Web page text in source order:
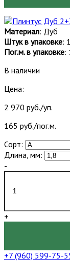
Материал: Дуб
Штук в упаковке:
Пог.м. в упаковке:
В наличии
Цена:
2 970 руб./уп.
165 руб./пог.м.
Сорт:
Длина, мм:
-
+
+7 (960) 599-75-